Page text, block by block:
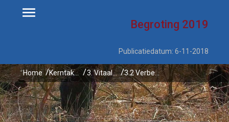
Begroting 2019
Publicatiedatum: 6-11-2018
Home Kerntaken 3. Vitaal platteland 3.2 Verbetering van de inrichting en het beheer van de Natura2000-gebieden en de afronding van de lopende natuurprojecten